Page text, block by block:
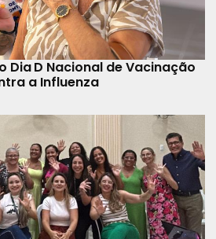
Dia D Nacional de Vacinação
a Influenza